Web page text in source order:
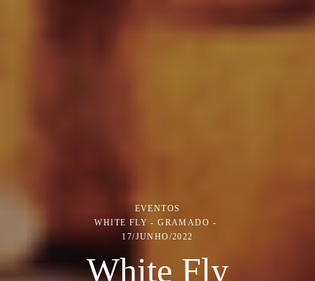
EVENTOS
WHITE FLY - GRAMADO
17/JUNHO/2022
White Fly